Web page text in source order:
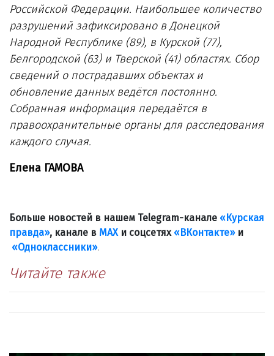
Российской Федерации. Наибольшее количество
разрушений зафиксировано в Донецкой
Народной Республике (89), в Курской (77),
Белгородской (63) и Тверской (41) областях. Сбор
сведений о пострадавших объектах и
обновление данных ведётся постоянно.
Собранная информация передаётся в
правоохранительные органы для расследования
каждого случая.
Елена ГАМОВА
Больше новостей в нашем Telegram-канале «Курская
правда», канале в МАХи соцсетях «ВКонтакте»и
«Одноклассники».
Читайте также